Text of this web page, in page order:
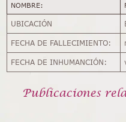
NOMBRE:
UBICACIÓN
FECHA DE FALLECIMIENTO:
FECHA DE INHUMANCIÓN:
Publicaciones